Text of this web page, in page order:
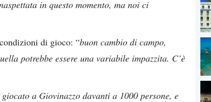
in questo momento, ma noi ci
di gioco: “buon cambio di campo,
potrebbe essere una variabile impazzita. C’è
a Giovinazzo davanti a 1000 persone, e